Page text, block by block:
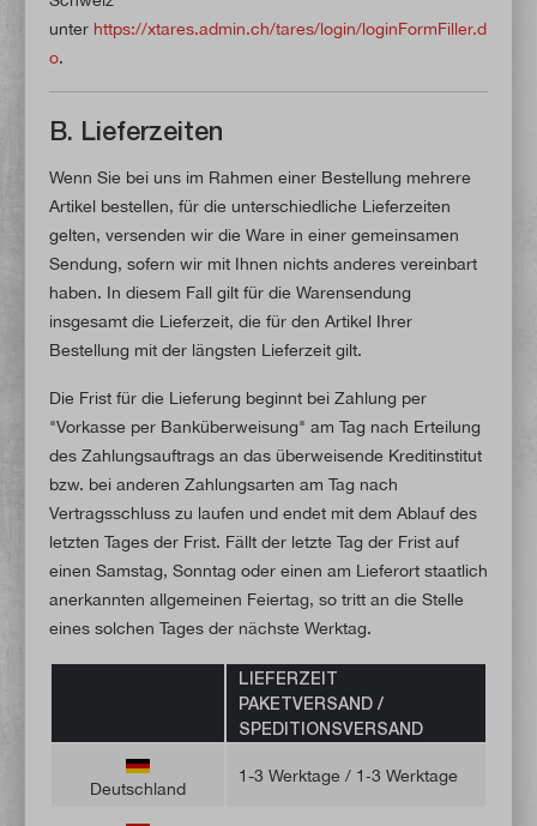
unter https://xtares.admin.ch/tares/login/loginFormFiller.d
o.
B. Lieferzeiten
Wenn Sie bei uns im Rahmen einer Bestellung mehrere
Artikel bestellen, für die unterschiedliche Lieferzeiten
gelten, versenden wir die Ware in einer gemeinsamen
Sendung, sofern wir mit Ihnen nichts anderes vereinbart
haben. In diesem Fall gilt für die Warensendung
insgesamt die Lieferzeit, die für den Artikel Ihrer
Bestellung mit der längsten Lieferzeit gilt.
Die Frist für die Lieferung beginnt bei Zahlung per
"Vorkasse per Banküberweisung" am Tag nach Erteilung
des Zahlungsauftrags an das überweisende Kreditinstitut
bzw. bei anderen Zahlungsarten am Tag nach
Vertragsschluss zu laufen und endet mit dem Ablauf des
letzten Tages der Frist. Fällt der letzte Tag der Frist auf
einen Samstag, Sonntag oder einen am Lieferort staatlich
anerkannten allgemeinen Feiertag, so tritt an die Stelle
eines solchen Tages der nächste Werktag.
LIEFERZEIT
PAKETVERSAND /
SPEDITIONSVERSAND
Deutschland
1-3 Werktage / 1‑3 Werktage